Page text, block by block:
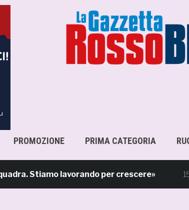
PROMOZIONE PRIMA CATEGORIA
Stiamo lavorando per crescere» 15 ore fa